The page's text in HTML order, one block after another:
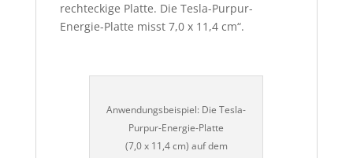
rechteckige Platte. Die Tesla-Purpur-
Energie-Platte misst 7,0 x 11,4 cm“.
Anwendungsbeispiel: Die Tesla-
Purpur-Energie-Platte
(7,0 x 11,4 cm) auf dem